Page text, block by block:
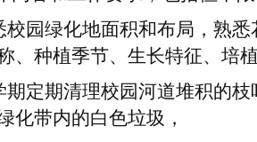
校园绿化地面积和布局，熟
、种植季节、生长特征、培
期定期清理校园河道堆积的
化带内的白色垃圾 ，